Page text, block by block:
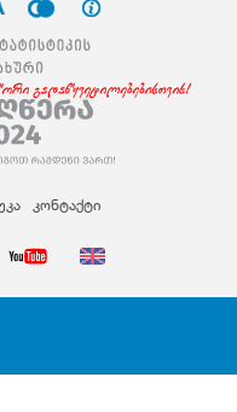
კონტაქტი